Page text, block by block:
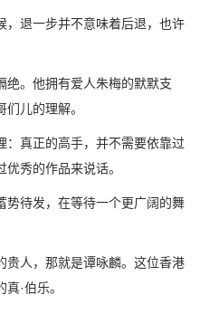
，退一步并不意味着后退，也许
绝。他拥有爱人朱梅的默默支
儿的理解。
：真正的高手，并不需要依靠过
秀的作品来说话。
势待发，在等待一个更广阔的舞
贵人，那就是谭咏麟。这位香港
·伯乐。